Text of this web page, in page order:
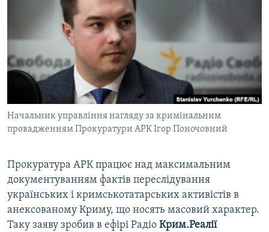
СПЕЦПРОЕКТИ
ДЕПОРТАЦІЯ
ВІДЕОУРОКИ «ELIFBE»
СВІДЧЕННЯ ОКУПАЦІЇ
УКРАЇНСЬКА ПРОБЛЕМА КРИМУ
ІНФОГРАФІКА
ЯК ОБІЙТИ БЛОКУВАННЯ
Русский
Qırımtatar
ДОЛУЧАЙСЯ!
Усі сайти RFE/RL
Начальник управління нагляду за кримінальним
провадженням Прокуратури АРК Ігор Поночовний
Прокуратура АРК працює над максимальним
документуванням фактів переслідування
українських і кримськотатарських активістів в
анексованому Криму, що носять масовий характер.
Таку заяву зробив в ефірі Радіо Крим.Реалії